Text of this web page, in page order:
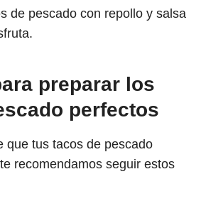
de pescado con repollo y salsa
preparar los
perfectos
que tus tacos de pescado
recomendamos seguir estos